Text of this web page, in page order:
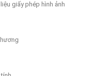
giấy phép hình ảnh